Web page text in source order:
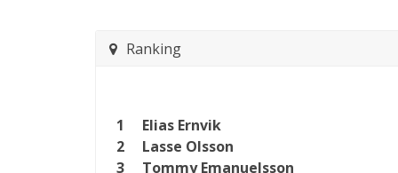
Ranking
1
Elias Ernvik
2
Lasse Olsson
3
Tommy Emanuelsson